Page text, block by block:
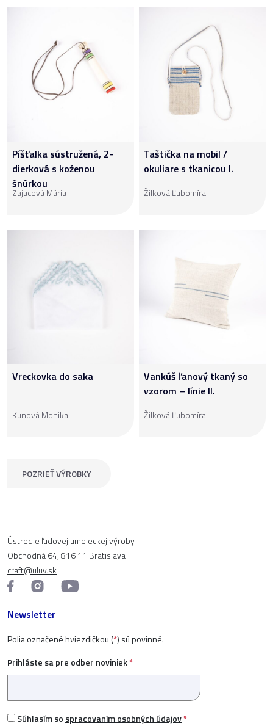
Píšťalka sústružená, 2-
dierková s koženou
šnúrkou
Zajacová Mária
Taštička na mobil /
okuliare s tkanicou I.
Žilková Ľubomíra
Vreckovka do saka
Kunová Monika
Vankúš ľanový tkaný so
vzorom – línie II.
Žilková Ľubomíra
POZRIEŤ VÝROBKY
Ústredie ľudovej umeleckej výroby
Obchodná 64, 816 11 Bratislava
craft@uluv.sk
Newsletter
Polia označené hviezdičkou (*) sú povinné.
Prihláste sa pre odber noviniek*
Súhlasím so spracovaním osobných údajov*